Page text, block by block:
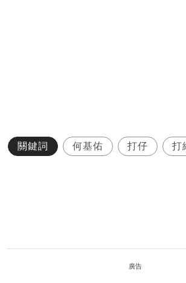
關鍵詞 何基佑 打仔 打
廣告